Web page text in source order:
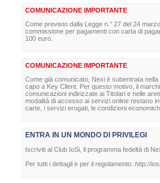
COMUNICAZIONE IMPORTANTE
Come previsto dalla Legge n.° 27 del 24
commissione per pagamenti con carta di
100 euro.
COMUNICAZIONE IMPORTANTE
Come già comunicato, Nexi è subentrata
capo a Key Client. Per questo motivo, il
comunicazioni indirizzate ai Titolari e nelle
modalità di accesso ai servizi online restano
carte, i servizi erogati, le condizioni
ENTRA IN UN MONDO DI PRIVILEGI
Iscriviti al Club IoSi, il programma fedeltà di
Per tutti i dettagli e per il regolamento: http://